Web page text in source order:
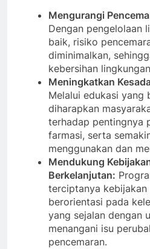
Mengurangi
Dengan pengelolaan
baik, risiko
diminimalkan,
kebersihan
Meningkatkan
Melalui edukasi yang
diharapkan
terhadap pentingnya
farmasi, serta
menggunakan dan
Mendukung
Berkelanjutan:
terciptanya kebijakan
berorientasi pada
yang sejalan dengan
menangani isu
pencemaran.